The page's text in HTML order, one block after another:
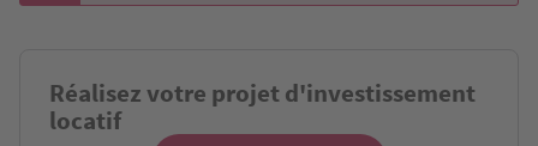
Réalisez votre projet d'investissement
locatif